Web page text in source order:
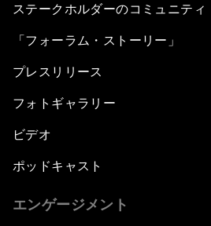
ステークホルダーのコミュニティ
「フォーラム・ストーリー」
プレスリリース
フォトギャラリー
ビデオ
ポッドキャスト
エンゲージメント